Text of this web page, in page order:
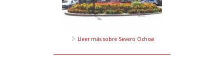
Lleer más sobre Severo Ochoa